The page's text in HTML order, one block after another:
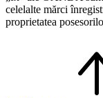
celelalte mărci
proprietatea